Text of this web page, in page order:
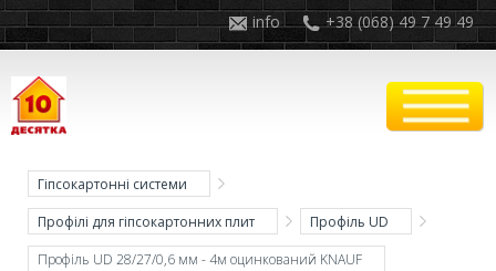
+38 (068) 49 7 49 49
info
Гіпсокартонні системи
Профілі для гіпсокартонних плит
Профіль UD
Профіль UD 28/27/0,6 мм - 4м оцинкований KNAUF